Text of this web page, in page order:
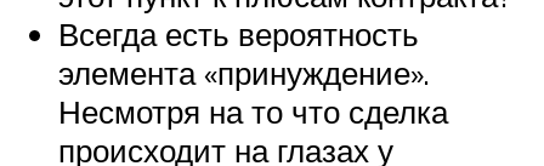
Всегда есть вероятность
элемента «принуждение».
Несмотря на то что сделка
происходит на глазах у